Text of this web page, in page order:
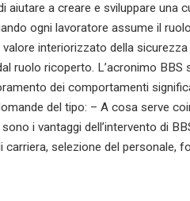
a creare e sviluppare una
ogni lavoratore assume il
interiorizzato della
ricoperto. L’acronimo BBS
dei comportamenti
del tipo: – A cosa serve
i vantaggi dell’intervento di
selezione del personale,